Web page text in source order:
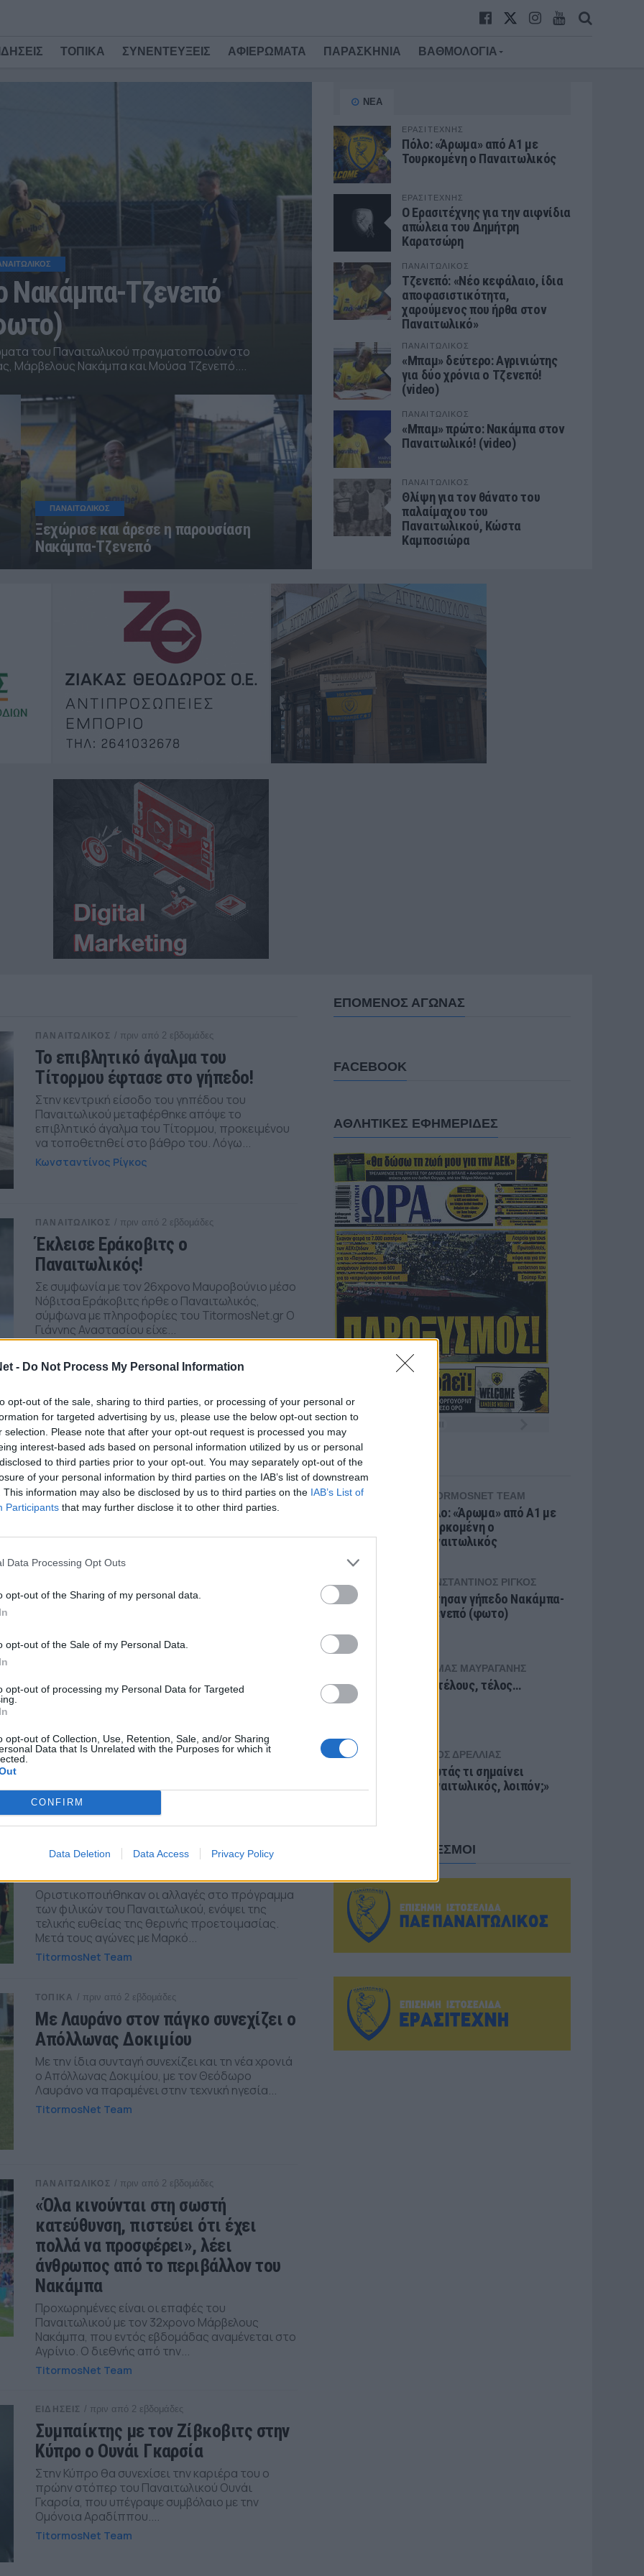
- Do Not Process My Personal Information
opt-out of the sale, sharing to third parties, or processing of your personal or
for targeted advertising by us, please use the below opt-out section to
selection. Please note that after your opt-out request is processed you may
interest-based ads based on personal information utilized by us or personal
to third parties prior to your opt-out. You may separately opt-out of the
of your personal information by third parties on the IAB’s list of downstream
This information may also be disclosed by us to third parties on the IAB’s List of
Participants that may further disclose it to other third parties.
Data Processing Opt Outs
opt-out of the Sharing of my personal data.
opt-out of the Sale of my Personal Data.
opt-out of processing my Personal Data for Targeted
opt-out of Collection, Use, Retention, Sale, and/or Sharing
Data that Is Unrelated with the Purposes for which it
CONFIRM
Data Deletion Data Access Privacy Policy
ΤΟΠΙΚΑ ΣΥΝΕΝΤΕΥΞΕΙΣ ΑΦΙΕΡΩΜΑΤΑ ΠΑΡΑΣΚΗΝΙΑ ΒΑΘΜΟΛΟΓΙΑ
Νακάμπα-Τζενεπό
του Παναιτωλικού πραγματοποιούν στο
Μάρβελους Νακάμπα και Μούσα Τζενεπό....
ΠΑΝΑΙΤΩΛΙΚΟΣ
Ξεχώρισε και άρεσε η παρουσίαση
Νακάμπα-Τζενεπό
ΝΕΑ
ΕΡΑΣΙΤΕΧΝΗΣ
Πόλο: «Άρωμα» από Α1 με
Τουρκομένη ο Παναιτωλικός
ΕΡΑΣΙΤΕΧΝΗΣ
Ο Ερασιτέχνης για την αιφνίδια
απώλεια του Δημήτρη
Καρατσώρη
ΠΑΝΑΙΤΩΛΙΚΟΣ
Τζενεπό: «Νέο κεφάλαιο, ίδια
αποφασιστικότητα,
χαρούμενος που ήρθα στον
Παναιτωλικό»
ΠΑΝΑΙΤΩΛΙΚΟΣ
«Μπαμ» δεύτερο: Αγρινιώτης
για δύο χρόνια ο Τζενεπό!
(video)
ΠΑΝΑΙΤΩΛΙΚΟΣ
«Μπαμ» πρώτο: Νακάμπα στον
Παναιτωλικό! (video)
ΠΑΝΑΙΤΩΛΙΚΟΣ
Θλίψη για τον θάνατο του
παλαίμαχου του
Παναιτωλικού, Κώστα
Καμποσιώρα
ΠΑΝΑΙΤΩΛΙΚΟΣ / πριν από 2 εβδομάδες
Το επιβλητικό άγαλμα του
Τίτορμου έφτασε στο γήπεδο!
Στην κεντρική είσοδο του γηπέδου του
Παναιτωλικού μεταφέρθηκε απόψε το
επιβλητικό άγαλμα του Τίτορμου, προκειμένου
να τοποθετηθεί στο βάθρο του. Λόγω...
Κωνσταντίνος Ρίγκος
ΠΑΝΑΙΤΩΛΙΚΟΣ / πριν από 2 εβδομάδες
Έκλεισε Εράκοβιτς ο
Παναιτωλικός!
Σε συμφωνία με τον 26χρονο Μαυροβούνιο μέσο
Νόβιτσα Εράκοβιτς ήρθε ο Παναιτωλικός,
σύμφωνα με πληροφορίες του TitormosNet.gr Ο
Γιάννης Αναστασίου είχε...
ΠΑΝΑΙΤΩΛΙΚΟΣ / πριν από 2 εβδομάδες
Η ανακοίνωση της Τρουά για
Παναιτωλικό- Το γήπεδο που θα
γίνει το ματς και η ώρα
Η Τρουά ανακοίνωσε κι αυτή από μεριάς της
επίσημα την διεξαγωγή της φιλικής
της. Το...
ΕΙΔΗΣΕΙΣ / πριν από 2 εβδομάδες
Αμανατίδης πριν καν αρχίσει το
Μπασινας (Αθλητικός Διευθυντής) και Γιάννης
Μονεμβασιώτη. Ο ισχυρός άνδρας του συλλόγου
της...
Το οριστικό πρόγραμμα των
φιλικών- Οι αλλαγές, πότε είναι η
Οριστικοποιήθηκαν οι αλλαγές στο πρόγραμμα
των φιλικών του Παναιτωλικού, ενόψει της
τελικής ευθείας της θερινής προετοιμασίας.
Μετά τους αγώνες με Μαρκό...
TitormosNet Team
ΤΟΠΙΚΑ / πριν από 2 εβδομάδες
Με Λαυράνο στον πάγκο συνεχίζει ο
Απόλλωνας Δοκιμίου
Με την ίδια συνταγή συνεχίζει και τη νέα χρονιά
ο Απόλλωνας Δοκιμίου, με τον Θεόδωρο
Λαυράνο να παραμένει στην τεχνική ηγεσία...
TitormosNet Team
ΠΑΝΑΙΤΩΛΙΚΟΣ / πριν από 2 εβδομάδες
«Όλα κινούνται στη σωστή
κατεύθυνση, πιστεύει ότι έχει
πολλά να προσφέρει», λέει
άνθρωπος από το περιβάλλον του
Νακάμπα
Προχωρημένες είναι οι επαφές του
Παναιτωλικού με τον 32χρονο Μάρβελους
Νακάμπα, που εντός εβδομάδας αναμένεται στο
Αγρίνιο. Ο διεθνής από την...
TitormosNet Team
ΕΙΔΗΣΕΙΣ / πριν από 2 εβδομάδες
Συμπαίκτης με τον Ζίβκοβιτς στην
Κύπρο ο Ουνάι Γκαρσία
Στην Κύπρο θα συνεχίσει την καριέρα του ο
πρώην στόπερ του Παναιτωλικού Ουνάι
Γκαρσία, που υπέγραψε συμβόλαιο με την
Ομόνοια Αραδίππου....
TitormosNet Team
ΕΠΟΜΕΝΟΣ ΑΓΩΝΑΣ
FACEBOOK
ΑΘΛΗΤΙΚΕΣ ΕΦΗΜΕΡΙΔΕΣ
BLOGS
TITORMOSNET TEAM
Πόλο: «Άρωμα» από Α1 με
Τουρκομένη ο
Παναιτωλικός
ΚΩΝΣΤΑΝΤΊΝΟΣ ΡΊΓΚΟΣ
Πάτησαν γήπεδο Νακάμπα-
Τζενεπό (φωτο)
ΘΩΜΆΣ ΜΑΥΡΑΓΆΝΗΣ
Επιτέλους, τέλος…
ΝΊΚΟΣ ΔΡΈΛΛΙΑΣ
«Ρωτάς τι σημαίνει
Παναιτωλικός, λοιπόν;»
ΧΡΗΣΙΜΟΙ ΣΥΝΔΕΣΜΟΙ